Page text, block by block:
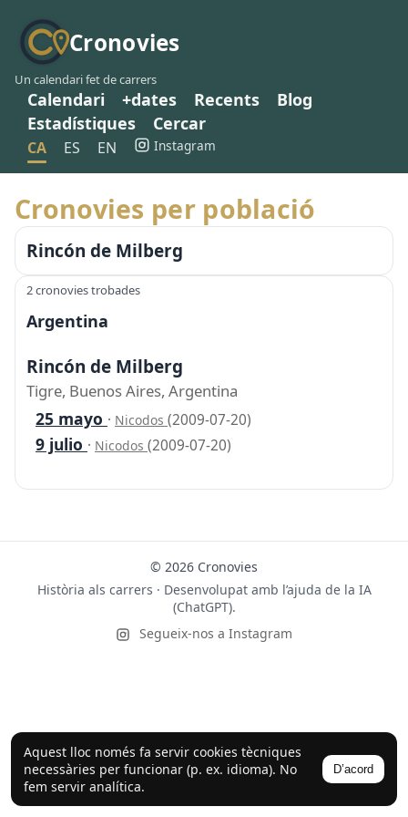
Cronovies
Un calendari fet de carrers
Calendari +dates Recents
Blog
Estadístiques
Cercar
CA ES EN Instagram
Aquest lloc només fa servir cookies tècniques
necessàries per funcionar (p. ex. idioma). No
fem servir analítica.
D’acord
Cronovies per població
Rincón de Milberg
2 cronovies trobades
Argentina
Rincón de Milberg
Tigre, Buenos Aires, Argentina
25 mayo · Nicodos (2009-07-20)
9 julio · Nicodos (2009-07-20)
© 2026 Cronovies
Història als carrers · Desenvolupat amb l’ajuda de la IA
(ChatGPT).
Segueix-nos a Instagram